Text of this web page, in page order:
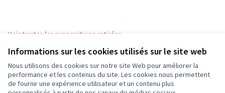
Informations sur les cookies utilisés sur le site web
Nous utilisons des cookies sur notre site Web pour améliorer la
performance et les contenus du site. Les cookies nous permettent
de fournir une expérience utilisateur et un contenu plus
Voir toutes les propositions retirées
Conditions d'utilisation
Paramètres des cookies
CD37 sur XCD37 sur Facebook
CD37 sur Instagram
CD37 sur YouTube